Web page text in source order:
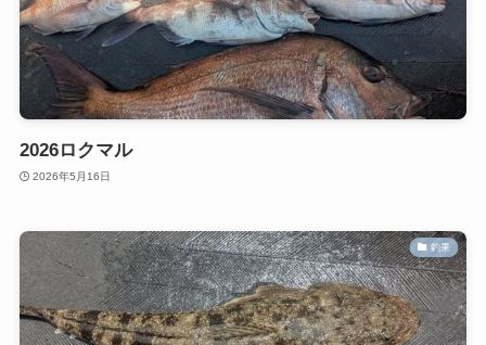
2026ロクマル
2026年5月16日
釣果